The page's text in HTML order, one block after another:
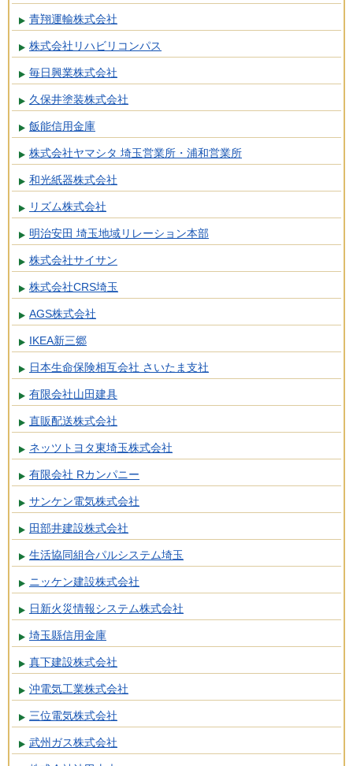
青翔運輸株式会社
株式会社リハビリコンパス
毎日興業株式会社
久保井塗装株式会社
飯能信用金庫
株式会社ヤマシタ 埼玉営業所・浦和営業所
和光紙器株式会社
リズム株式会社
明治安田 埼玉地域リレーション本部
株式会社サイサン
株式会社CRS埼玉
AGS株式会社
IKEA新三郷
日本生命保険相互会社 さいたま支社
有限会社山田建具
直販配送株式会社
ネッツトヨタ東埼玉株式会社
有限会社 Rカンパニー
サンケン電気株式会社
田部井建設株式会社
生活協同組合パルシステム埼玉
ニッケン建設株式会社
日新火災情報システム株式会社
埼玉縣信用金庫
真下建設株式会社
沖電気工業株式会社
三位電気株式会社
武州ガス株式会社